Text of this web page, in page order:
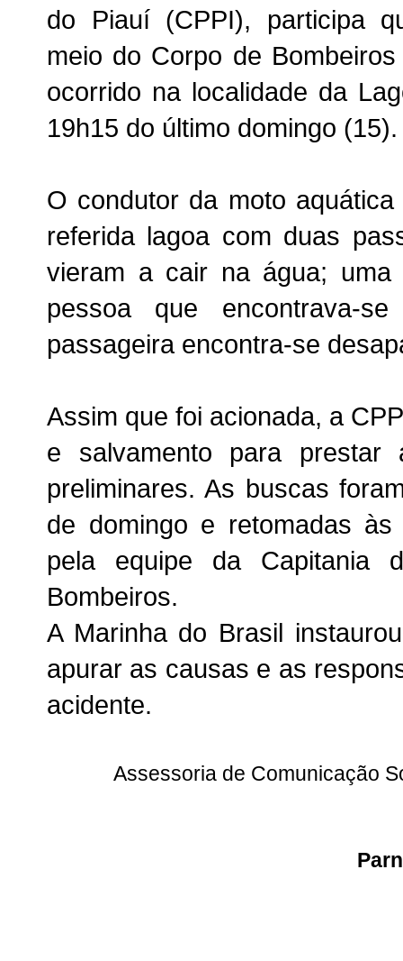
do Piauí (CPPI), participa
meio do Corpo de
ocorrido na localidade da
19h15 do último domingo (15).
O condutor da moto
referida lagoa com duas
vieram a cair na água;
pessoa que encontrava-
passageira encontra-se
Assim que foi acionada, a
e salvamento para prestar
preliminares. As buscas
de domingo e retomadas
pela equipe da Capitania
Bombeiros.
A Marinha do Brasil
apurar as causas e as
acidente.
Assessoria de Comunicação